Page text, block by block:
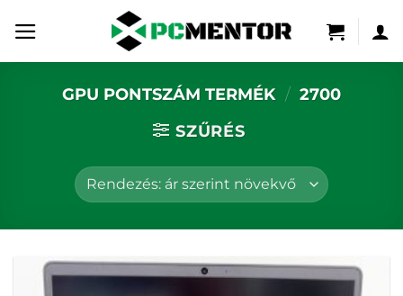
content
GPU PONTSZÁM TERMÉK / 2700
SZŰRÉS